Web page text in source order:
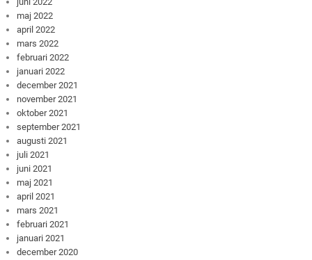
maj 2022
april 2022
mars 2022
februari 2022
januari 2022
december 2021
november 2021
oktober 2021
september 2021
augusti 2021
juli 2021
juni 2021
maj 2021
april 2021
mars 2021
februari 2021
januari 2021
december 2020